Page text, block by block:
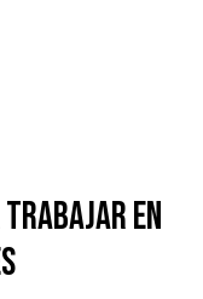
trabajar en